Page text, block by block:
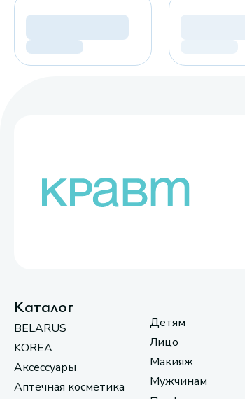
Каталог
BELARUS
KOREA
Аксессуары
Аптечная косметика
Детям
Лицо
Макияж
Мужчинам